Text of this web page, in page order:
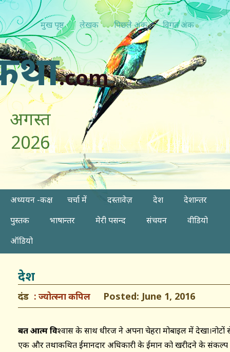
मुख पृष्ठ लेखक पिछ्ले अंक विगत अंक
.com
अगस्त
2026
अध्ययन -कक्ष चर्चा में दस्तावेज़ देश
देशान्तर
पुस्तक
भाषान्तर मेरी पसन्द संचयन
वीडियो
ऑडियो
देश
दंड ज्योत्स्ना कपिल Posted: June 1, 2016
बहुत आत्म विश्वास के साथ धीरज ने अपना चेहरा मोबाइल में
एक और तथाकथित ईमानदार अधिकारी के ईमान को खरीदने के